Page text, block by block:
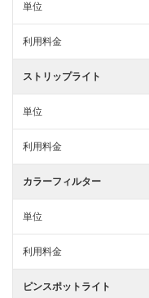
単位
利用料金
ストリップライト
単位
利用料金
カラーフィルター
単位
利用料金
ピンスポットライト